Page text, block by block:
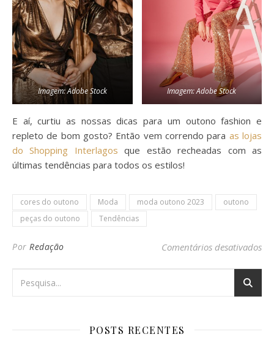
Imagem: Adobe Stock Imagem: Adobe Stock
E aí, curtiu as nossas dicas para um outono fashion e
repleto de bom gosto? Então vem correndo para as lojas
do Shopping Interlagos que estão recheadas com as
últimas tendências para todos os estilos!
cores do outono Moda moda outono 2023
outono
peças do outono
Tendências
Por Redação Comentários desativados
POSTS RECENTES